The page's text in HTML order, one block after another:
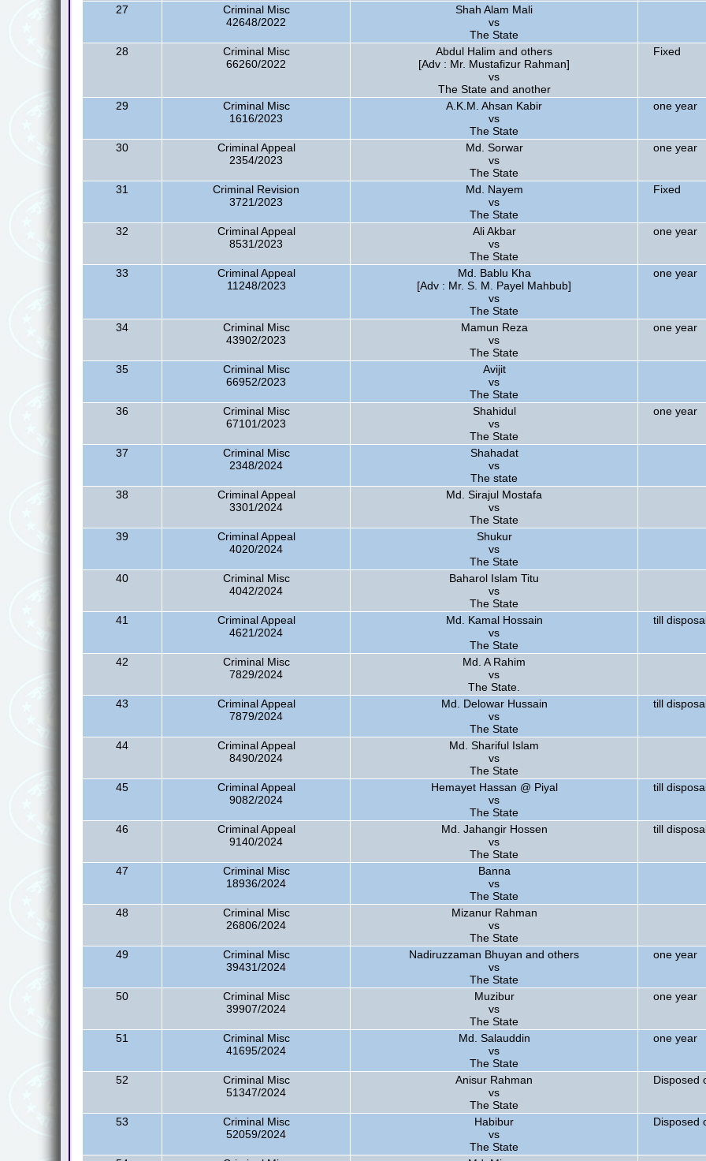
27
Criminal Misc
42648/2022
Shah Alam Mali
vs
The State
28
Criminal Misc
66260/2022
Abdul Halim and others
[Adv : Mr. Mustafizur Rahman]
vs
The State and another
Fixed
29
Criminal Misc
1616/2023
A.K.M. Ahsan Kabir
vs
The State
one year
30
Criminal Appeal
2354/2023
Md. Sorwar
vs
The State
one year
31
Criminal Revision
3721/2023
Md. Nayem
vs
The State
Fixed
32
Criminal Appeal
8531/2023
Ali Akbar
vs
The State
one year
33
Criminal Appeal
11248/2023
Md. Bablu Kha
[Adv : Mr. S. M. Payel Mahbub]
vs
The State
one year
34
Criminal Misc
43902/2023
Mamun Reza
vs
The State
one year
35
Criminal Misc
66952/2023
Avijit
vs
The State
36
Criminal Misc
67101/2023
Shahidul
vs
The State
one year
37
Criminal Misc
2348/2024
Shahadat
vs
The state
38
Criminal Appeal
3301/2024
Md. Sirajul Mostafa
vs
The State
39
Criminal Appeal
4020/2024
Shukur
vs
The State
40
Criminal Misc
4042/2024
Baharol Islam Titu
vs
The State
41
Criminal Appeal
4621/2024
Md. Kamal Hossain
vs
The State
till
42
Criminal Misc
7829/2024
Md. A Rahim
vs
The State.
43
Criminal Appeal
7879/2024
Md. Delowar Hussain
vs
The State
till
44
Criminal Appeal
8490/2024
Md. Shariful Islam
vs
The State
45
Criminal Appeal
9082/2024
Hemayet Hassan @ Piyal
vs
The State
till
46
Criminal Appeal
9140/2024
Md. Jahangir Hossen
vs
The State
till
47
Criminal Misc
18936/2024
Banna
vs
The State
48
Criminal Misc
26806/2024
Mizanur Rahman
vs
The State
49
Criminal Misc
39431/2024
Nadiruzzaman Bhuyan and others
vs
The State
one year
50
Criminal Misc
39907/2024
Muzibur
vs
The State
one year
51
Criminal Misc
41695/2024
Md. Salauddin
vs
The State
one year
52
Criminal Misc
51347/2024
Anisur Rahman
vs
The State
Disposed
53
Criminal Misc
52059/2024
Habibur
vs
The State
Disposed